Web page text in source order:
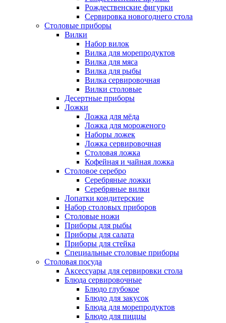
Рождественские фигурки
Сервировка новогоднего стола
Столовые приборы
Вилки
Набор вилок
Вилка для морепродуктов
Вилка для мяса
Вилка для рыбы
Вилка сервировочная
Вилки столовые
Десертные приборы
Ложки
Ложка для мёда
Ложка для мороженого
Наборы ложек
Ложка сервировочная
Столовая ложка
Кофейная и чайная ложка
Столовое серебро
Серебряные ложки
Серебряные вилки
Лопатки кондитерские
Набор столовых приборов
Столовые ножи
Приборы для рыбы
Приборы для салата
Приборы для стейка
Специальные столовые приборы
Столовая посуда
Аксессуары для сервировки стола
Блюда сервировочные
Блюдо глубокое
Блюдо для закусок
Блюда для морепродуктов
Блюдо для пиццы